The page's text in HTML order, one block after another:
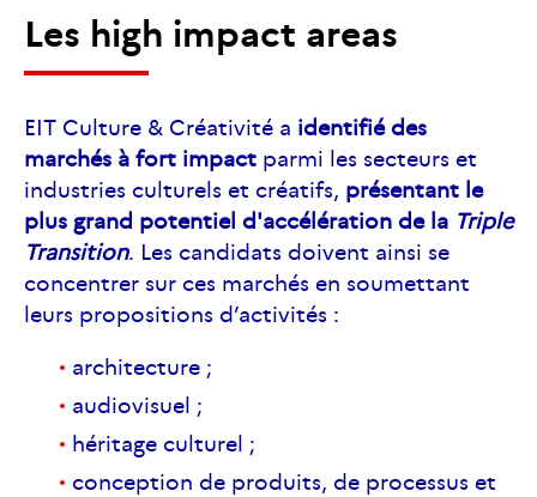
Les high impact areas
EIT Culture & Créativité a identifié des
marchés à fort impact parmi les secteurs et
industries culturels et créatifs, présentant le
plus grand potentiel d'accélération de la Triple
Transition. Les candidats doivent ainsi se
concentrer sur ces marchés en soumettant
leurs propositions d’activités :
architecture ;
audiovisuel ;
héritage culturel ;
conception de produits, de processus et